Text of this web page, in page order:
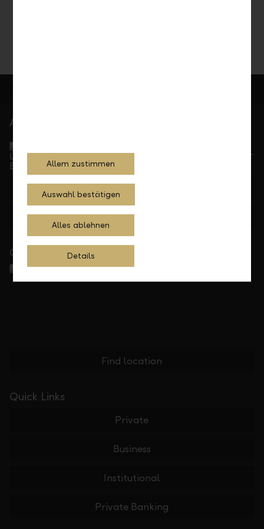
At your service
Can be reached by phone, Monday to Friday, 8 a. m. –
5.30 p. m.
+423 236 88 11
Feedback
Close to you
Find location
Quick Links
Private
Business
Institutional
Private Banking
Allem zustimmen
Auswahl bestätigen
Alles ablehnen
Details